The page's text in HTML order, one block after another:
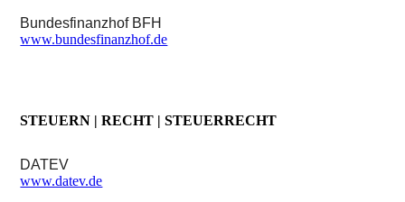
Bundesfinanzhof BFH
www.bundesfinanzhof.de
STEUERN | RECHT | STEUERRECHT
DATEV
www.datev.de